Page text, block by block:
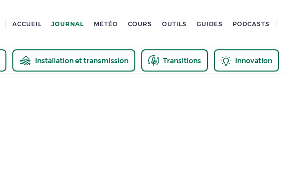
ACCUEIL JOURNAL MÉTÉO COURS OUTILS GUIDES PODCASTS
Installation et transmission Transitions Innovation